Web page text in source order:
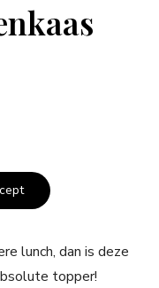
lunch, dan is deze
topper!